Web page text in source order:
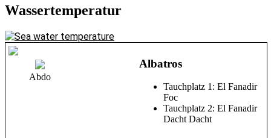
Wassertemperatur
Abdo
Albatros
Tauchplatz 1: El Fanadir
Foc
Tauchplatz 2: El Fanadir
Dacht Dacht